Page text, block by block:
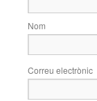
Nom
Correu electrònic